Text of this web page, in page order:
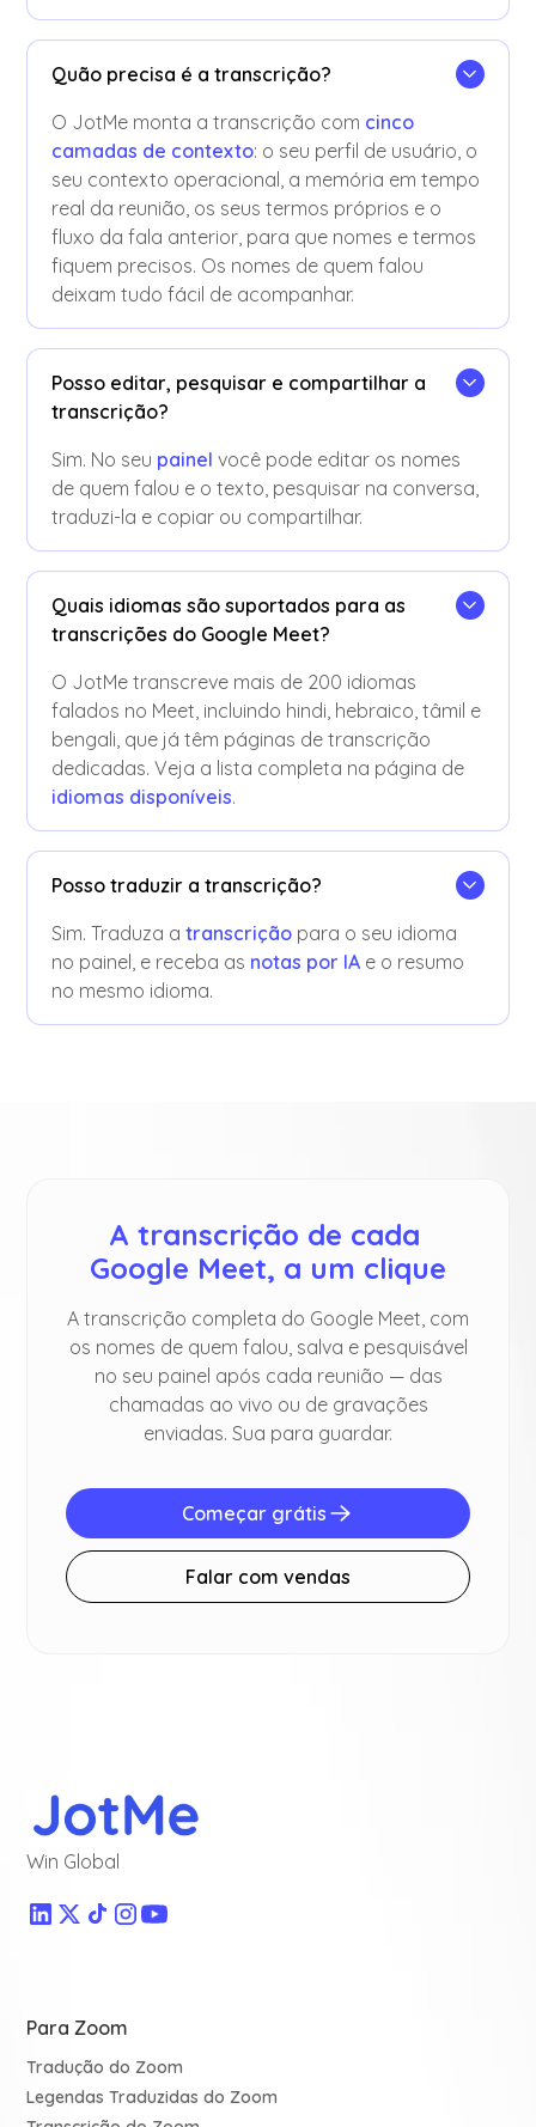
Quão precisa é a transcrição?
O JotMe monta a transcrição com cinco
camadas de contexto: o seu perfil de usuário, o
seu contexto operacional, a memória em tempo
real da reunião, os seus termos próprios e o
fluxo da fala anterior, para que nomes e termos
fiquem precisos. Os nomes de quem falou
deixam tudo fácil de acompanhar.
Posso editar, pesquisar e compartilhar a
transcrição?
Sim. No seu painel você pode editar os nomes
de quem falou e o texto, pesquisar na conversa,
traduzi-la e copiar ou compartilhar.
Quais idiomas são suportados para as
transcrições do Google Meet?
O JotMe transcreve mais de 200 idiomas
falados no Meet, incluindo hindi, hebraico, tâmil e
bengali, que já têm páginas de transcrição
dedicadas. Veja a lista completa na página de
idiomas disponíveis.
Posso traduzir a transcrição?
Sim. Traduza atranscrição para o seu idioma
no painel, e receba as notas por IA e o resumo
no mesmo idioma.
A transcrição de cada
Google Meet, a um clique
A transcrição completa do Google Meet, com
os nomes de quem falou, salva e pesquisável
no seu painel após cada reunião — das
chamadas ao vivo ou de gravações
enviadas. Sua para guardar.
Começar grátis
Falar com vendas
Win Global
Para Zoom
Tradução do Zoom
Legendas Traduzidas do Zoom